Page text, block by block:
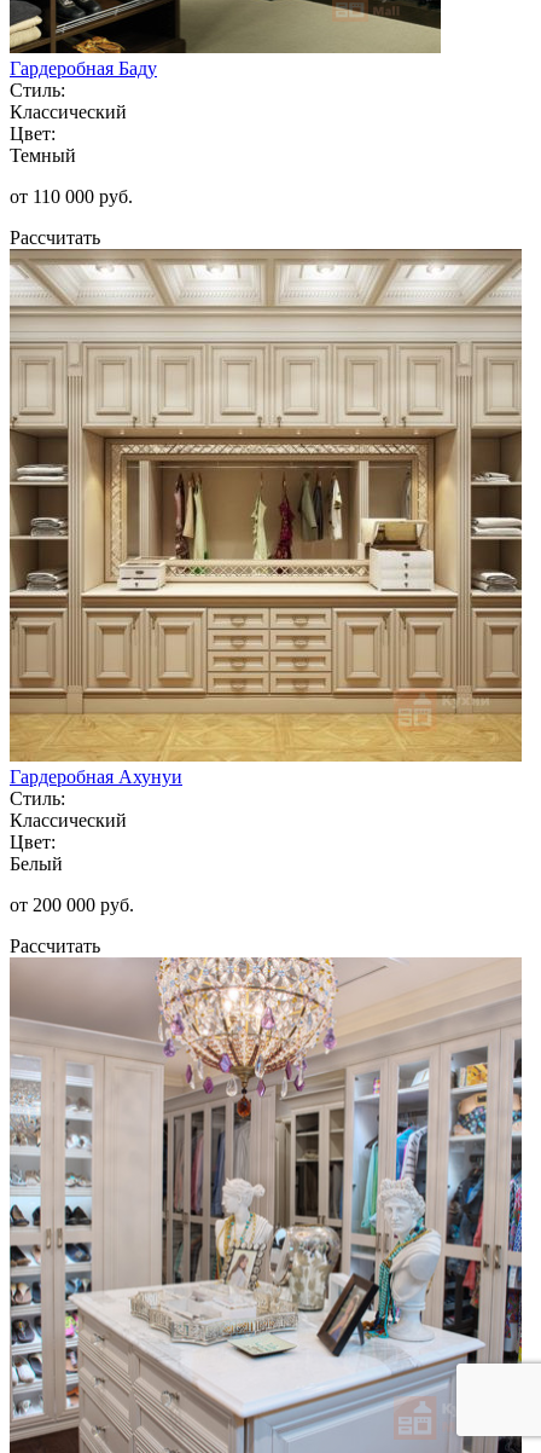
Гардеробная Баду
Стиль:
Классический
Цвет:
Темный
от 110 000 руб.
Рассчитать
Гардеробная Ахунуи
Стиль:
Классический
Цвет:
Белый
от 200 000 руб.
Рассчитать